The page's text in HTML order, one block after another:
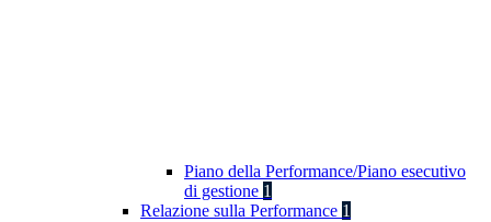
Piano della Performance/Piano esecutivo
di gestione 1
Relazione sulla Performance 1